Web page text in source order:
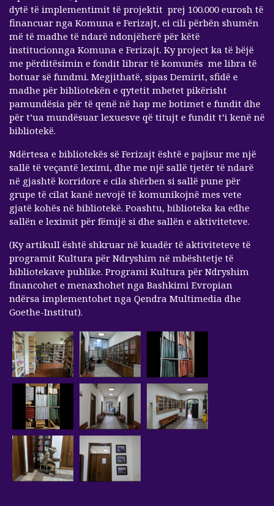
dytë të implementimit të projektit prej 100.000 eurosh të
financuar nga Komuna e Ferizajt, ei cili përbën shumën
më të madhe të ndarë ndonjëherë për këtë
institucionnga Komuna e Ferizajt. Ky project ka të bëjë
me përditësimin e fondit librar të komunës me libra të
botuar së fundmi. Megjithatë, sipas Demirit, sfidë e
madhe për bibliotekën e qytetit mbetet pikërisht
pamundësia për të qenë në hap me botimet e fundit dhe
për t’ua mundësuar lexuesve që titujt e fundit t’i kenë në
bibliotekë.
Ndërtesa e bibliotekës së Ferizajt është e pajisur me një
sallë të veçantë leximi, dhe me një sallë tjetër të ndarë
në gjashtë korridore e cila shërben si sallë pune për
grupe të cilat kanë nevojë të komunikojnë mes vete
gjatë kohës në bibliotekë. Poashtu, biblioteka ka edhe
sallën e leximit për fëmijë si dhe sallën e aktiviteteve.
(Ky artikull është shkruar në kuadër të aktiviteteve të
programit Kultura për Ndryshim në mbështetje të
bibliotekave publike. Programi Kultura për Ndryshim
financohet e menaxhohet nga Bashkimi Evropian
ndërsa implementohet nga Qendra Multimedia dhe
Goethe-Institut).